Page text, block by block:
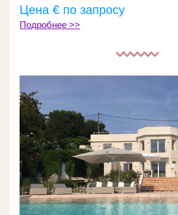
Цена € по запросу
Подробнее >>